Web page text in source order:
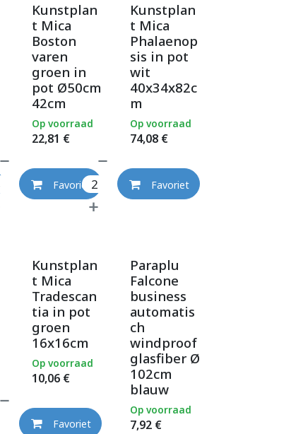
Kunstplan
t Mica
Boston
varen
groen in
pot Ø50cm
42cm
22,81 €
Op voorraad
Favoriet
Kunstplan
t Mica
Phalaenop
sis in pot
wit
40x34x82c
m
74,08€
Op voorraad
Favoriet
Kunstplan
t Mica
Tradescan
tia in pot
groen
16x16cm
10,06€
Op voorraad
Favoriet
Paraplu
Falcone
business
automatis
ch
windproof
glasfiber Ø
102cm
blauw
7,92€
Op voorraad